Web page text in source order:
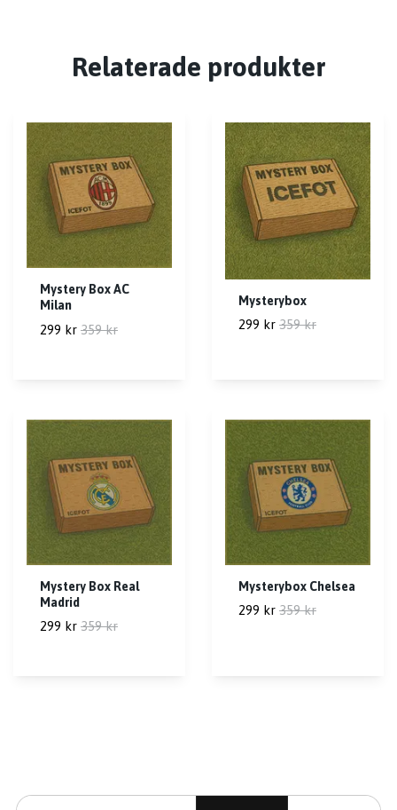
Relaterade produkter
Mystery Box AC
Milan
299 kr 359 kr
Mysterybox
299 kr 359 kr
Mystery Box Real
Madrid
299 kr 359 kr
Mysterybox Chelsea
299 kr 359 kr